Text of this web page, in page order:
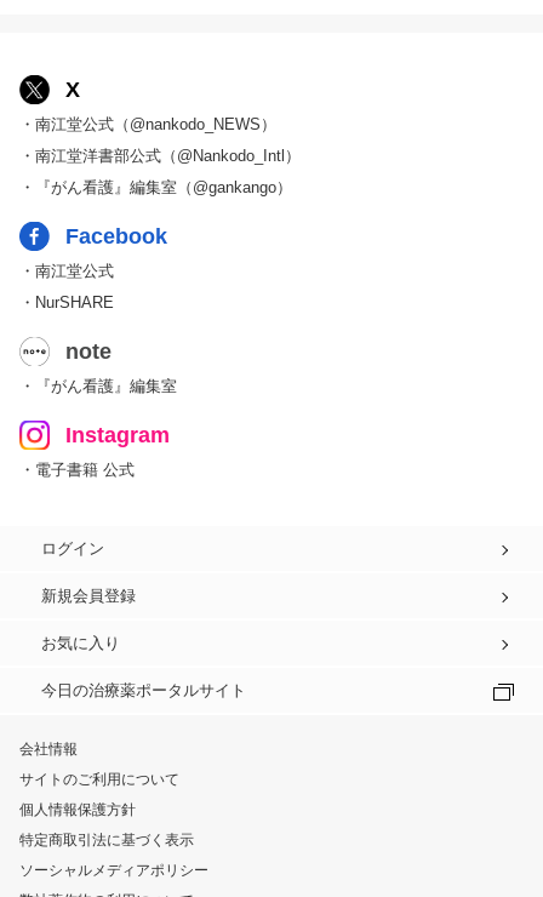
X
・南江堂公式（@nankodo_NEWS）
・南江堂洋書部公式（@Nankodo_Intl）
・『がん看護』編集室（@gankango）
Facebook
・南江堂公式
・NurSHARE
note
・『がん看護』編集室
Instagram
・電子書籍 公式
ログイン
新規会員登録
お気に入り
今日の治療薬ポータルサイト
会社情報
サイトのご利用について
個人情報保護方針
特定商取引法に基づく表示
ソーシャルメディアポリシー